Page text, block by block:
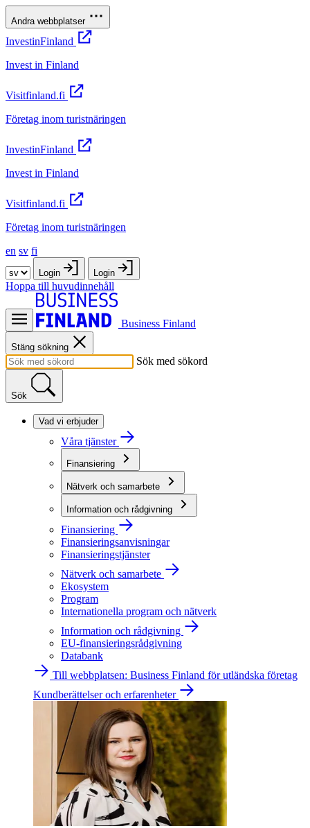
Andra webbplatser
InvestinFinland
Invest in Finland
Visitfinland.fi
Företag inom turistnäringen
InvestinFinland
Invest in Finland
Visitfinland.fi
Företag inom turistnäringen
en sv fi
Login Login
Hoppa till huvudinnehåll
Business Finland
Stäng sökning
Sök med sökord
Sök
Vad vi erbjuder
Våra tjänster
Finansiering
Nätverk och samarbete
Information och rådgivning
Finansiering
Finansieringsanvisningar
Finansieringstjänster
Nätverk och samarbete
Ekosystem
Program
Internationella program och nätverk
Information och rådgivning
EU-finansieringsrådgivning
Databank
Till webbplatsen: Business Finland för utländska företag
Kundberättelser och erfarenheter